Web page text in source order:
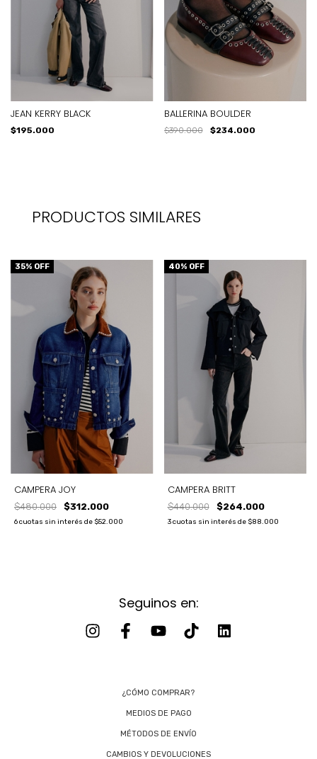
PRODUCTOS SIMILARES
35% OFF
CAMPERA JOY
$480.000 $312.000
6cuotas sin interés de $52.000
40% OFF
CAMPERA BRITT
$440.000 $264.000
3 cuotas sin interés de $88.000
JEAN KERRY BLACK
$195.000
BALLERINA BOULDER
$390.000 $234.000
Seguinos en:
¿CÓMO COMPRAR?
MEDIOS DE PAGO
MÉTODOS DE ENVÍO
CAMBIOS Y DEVOLUCIONES